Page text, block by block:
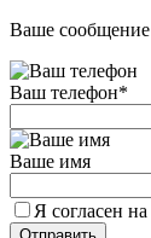
Ваше сообщение
Ваш телефон*
Ваше имя
Я согласен на